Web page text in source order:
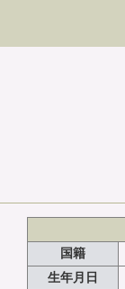
国籍
生年月日